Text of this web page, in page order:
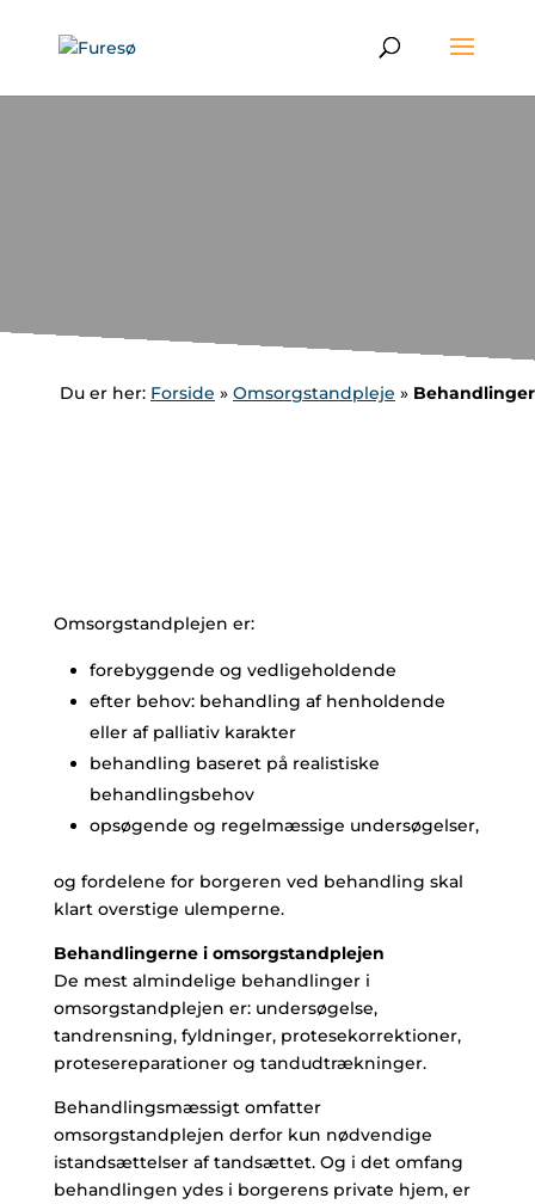
Du er her: Forside » Omsorgstandpleje » Behandlinger
Omsorgstandplejen er:
forebyggende og vedligeholdende
efter behov: behandling af henholdende
eller af palliativ karakter
behandling baseret på realistiske
behandlingsbehov
opsøgende og regelmæssige undersøgelser,
og fordelene for borgeren ved behandling skal
klart overstige ulemperne.
Behandlingerne i omsorgstandplejen
De mest almindelige behandlinger i
omsorgstandplejen er: undersøgelse,
tandrensning, fyldninger, protesekorrektioner,
protesereparationer og tandudtrækninger.
Behandlingsmæssigt omfatter
omsorgstandplejen derfor kun nødvendige
istandsættelser af tandsættet. Og i det omfang
behandlingen ydes i borgerens private hjem, er